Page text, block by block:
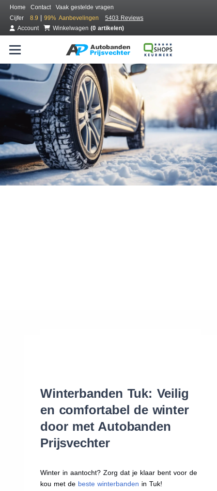
Home Contact
Vaak gestelde vragen
Cijfer
8.9 | 99% Aanbevelingen
5403 Reviews
Account
Winkelwagen (0 artikelen)
Bestel voordelig winterbanden
Gratis bezorgd of montage bij jou in de buurt
Seizoen:
Merken:
Winterbanden Tuk: Veilig
en comfortabel de winter
door met Autobanden
Prijsvechter
Winter in aantocht? Zorg dat je klaar bent voor de
kou met de beste winterbanden in Tuk!